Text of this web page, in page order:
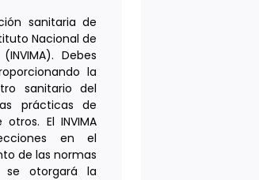
sanitaria de
Nacional de
Debes
la
sanitario del
prácticas de
El INVIMA
en el
de las normas
se otorgará la